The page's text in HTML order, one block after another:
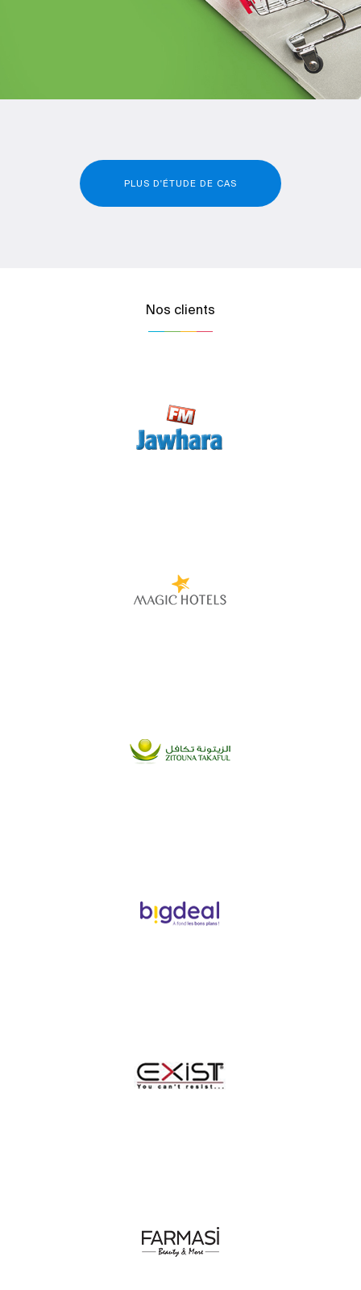
PLUS D'ÉTUDE DE CAS
Nos clients